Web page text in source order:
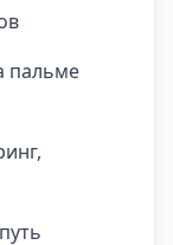
пальме